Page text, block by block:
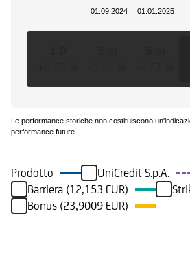
01.01.2025
01.09.2024
Le performance storiche non costituiscono
performance future.
Prodotto
UniCredit S.p.A.
Barriera (12,153 EUR)
Bonus (23,9009 EUR)